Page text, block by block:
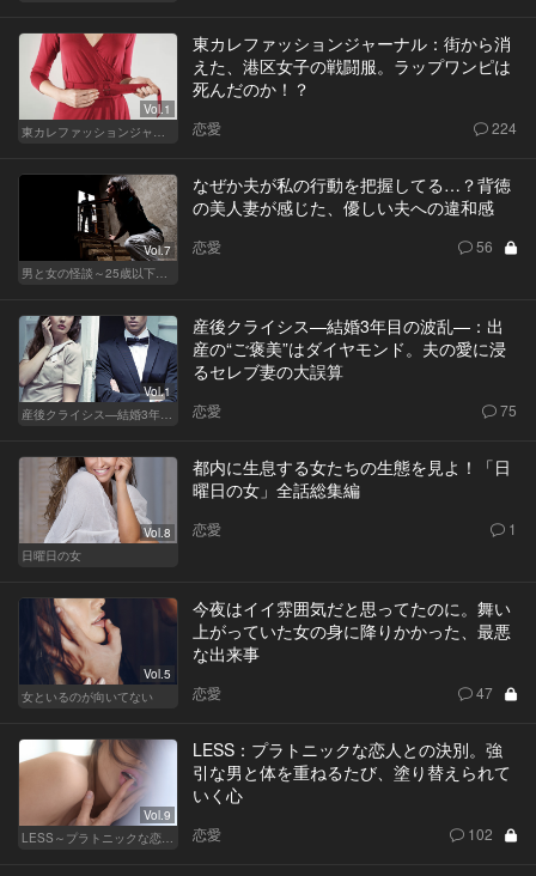
Vol.1
東カレファッションジャーナル：街から消
えた、港区女子の戦闘服。ラップワンピは
死んだのか！？
恋愛 224
Vol.7
なぜか夫が私の行動を把握してる…？背徳
の美人妻が感じた、優しい夫への違和感
恋愛 56
Vol.1
産後クライシス—結婚3年目の波乱—：出
産の“ご褒美”はダイヤモンド。夫の愛に浸
るセレブ妻の大誤算
恋愛 75
Vol.8
日曜日の女
都内に生息する女たちの生態を見よ！「日
曜日の女」全話総集編
恋愛 1
Vol.5
女といるのが向いてない
今夜はイイ雰囲気だと思ってたのに。舞い
上がっていた女の身に降りかかった、最悪
な出来事
恋愛 47
Vol.9
LESS：プラトニックな恋人との決別。強
引な男と体を重ねるたび、塗り替えられて
いく心
恋愛 102